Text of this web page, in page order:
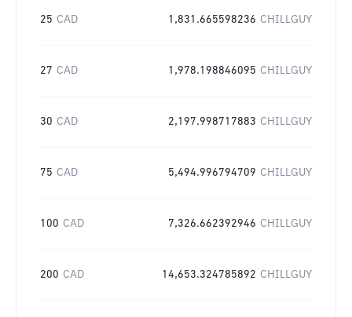
25 CAD 1,831.665598236 CHILLGUY
27 CAD 1,978.198846095 CHILLGUY
30 CAD 2,197.998717883 CHILLGUY
75 CAD 5,494.996794709 CHILLGUY
100 CAD 7,326.662392946 CHILLGUY
200 CAD 14,653.324785892 CHILLGUY